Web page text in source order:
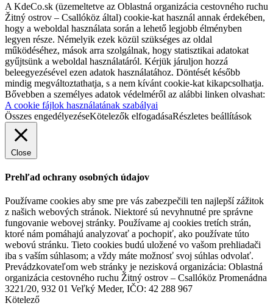
A KdeCo.sk (üzemeltetve az Oblastná organizácia cestovného ruchu
Žitný ostrov – Csallóköz által) cookie-kat használ annak érdekében,
hogy a weboldal használata során a lehető legjobb élményben
legyen része. Némelyik ezek közül szükséges az oldal
működéséhez, mások arra szolgálnak, hogy statisztikai adatokat
gyűjtsünk a weboldal használatáról. Kérjük járuljon hozzá
beleegyezésével ezen adatok használatához. Döntését később
mindig megváltoztathatja, s a nem kívánt cookie-kat kikapcsolhatja.
Bővebben a személyes adatok védelméről az alábbi linken olvashat:
A cookie fájlok használatának szabályai
Összes engedélyezéseKötelezők elfogadásaRészletes beállítások
Close
Prehľad ochrany osobných údajov
Používame cookies aby sme pre vás zabezpečili ten najlepší zážitok
z našich webových stránok. Niektoré sú nevyhnutné pre správne
fungovanie webovej stránky. Používame aj cookies tretích strán,
ktoré nám pomáhajú analyzovať a pochopiť, ako používate túto
webovú stránku. Tieto cookies budú uložené vo vašom prehliadači
iba s vaším súhlasom; a vždy máte možnosť svoj súhlas odvolať.
Prevádzkovateľom web stránky je nezisková organizácia: Oblastná
organizácia cestovného ruchu Žitný ostrov – Csallóköz Promenádna
3221/20, 932 01 Veľký Meder, IČO: 42 288 967
Kötelező